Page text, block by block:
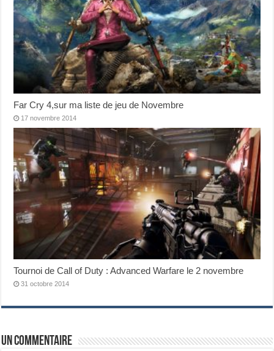
Far Cry 4,sur ma liste de jeu de Novembre
17 novembre 2014
Tournoi de Call of Duty : Advanced Warfare le 2 novembre
31 octobre 2014
Un commentaire